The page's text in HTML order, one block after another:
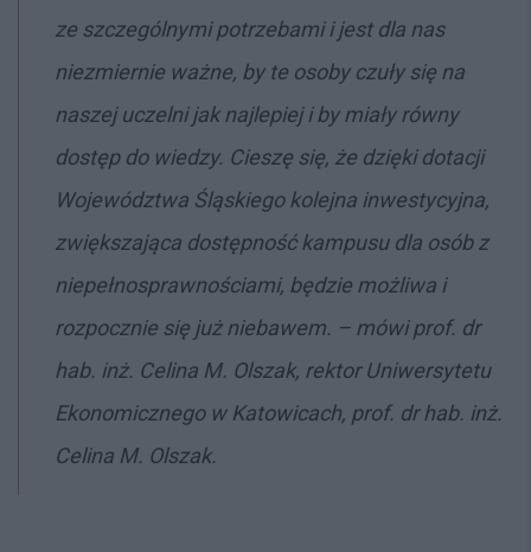
ze szczególnymi potrzebami i jest dla nas
niezmiernie ważne, by te osoby czuły się na
naszej uczelni jak najlepiej i by miały równy
dostęp do wiedzy. Cieszę się, że dzięki dotacji
Województwa Śląskiego kolejna inwestycyjna,
zwiększająca dostępność kampusu dla osób z
niepełnosprawnościami, będzie możliwa i
rozpocznie się już niebawem. – mówi prof. dr
hab. inż. Celina M. Olszak, rektor Uniwersytetu
Ekonomicznego w Katowicach, prof. dr hab. inż.
Celina M. Olszak.